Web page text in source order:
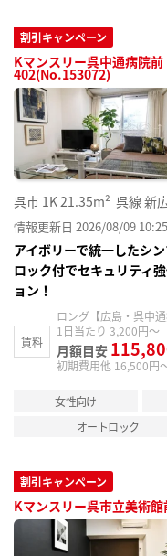
割引キャンペーン
Kマンスリー呉中通病院
402(No.153072)
呉市 1K21.35m² 呉線 新
情報更新日 2026/08/09 10:25
アイボリーで統一したシ
ロック付でセキュリティ
ョン！
賃料
ロング【広島・呉中通
1日当たり 3,200円～
月額目安
初期費用他 16,500円
女性向け
オートロック
割引キャンペーン
Kマンスリー呉市立美術